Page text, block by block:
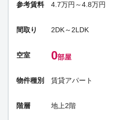
参考賃料 4.7万円～4.8万円
間取り 2DK～2LDK
空室 0部屋
物件種別 賃貸アパート
階層 地上2階